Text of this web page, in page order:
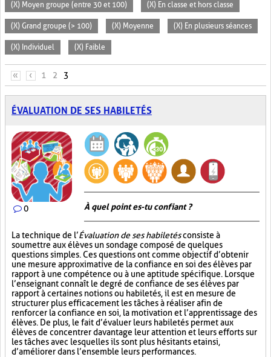
(X) Moyen groupe (entre 30 et 100) (X) En classe et hors classe
(X) Grand groupe (> 100) (X) Moyenne (X) En plusieurs séances
(X) Individuel (X) Faible
PAGES
« ‹ 1 2 3
ÉVALUATION DE SES HABILETÉS
0 À quel point es-tu confiant ?
La technique de l’Évaluation de ses habiletésconsiste à
soumettre aux élèves un sondage composé de quelques
questions simples. Ces questions ont comme objectif d’obtenir
une mesure approximative de la confiance en soi des élèves par
rapport à une compétence ou à une aptitude spécifique. Lorsque
l’enseignant connaît le degré de confiance de ses élèves par
rapport à certaines notions ou habiletés, il est en mesure de
structurer plus efficacement les tâches à réaliser afin de
renforcer la confiance en soi, la motivation et l’apprentissage des
élèves. De plus, le fait d’évaluer leurs habiletés permet aux
élèves de concentrer davantage leur attention et leurs efforts sur
les tâches avec lesquelles ils sont plus hésitants et ainsi,
d’améliorer dans l’ensemble leurs performances.